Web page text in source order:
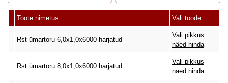
Toote nimetus Vali toode
Rst ümartoru 6,0x1,0x6000 harjatud
Vali pikkus
näed hinda
Rst ümartoru 8,0x1,0x6000 harjatud
Vali pikkus
näed hinda